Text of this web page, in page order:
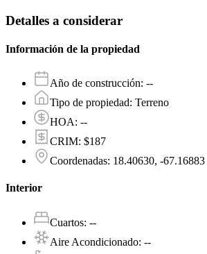
Detalles a considerar
Información de la propiedad
Año de construcción: --
Tipo de propiedad: Terreno
HOA: --
CRIM: $187
Coordenadas: 18.40630, -67.16883
Interior
Cuartos: --
Aire Acondicionado: --